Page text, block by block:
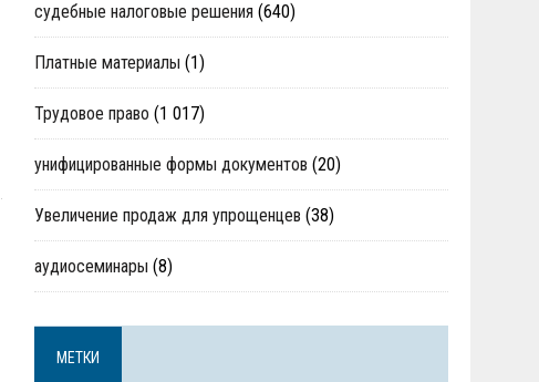
судебные налоговые решения (640)
Платные материалы (1)
Трудовое право (1 017)
унифицированные формы документов (20)
Увеличение продаж для упрощенцев (38)
аудиосеминары (8)
МЕТКИ